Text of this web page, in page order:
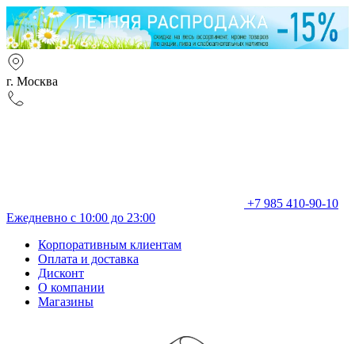
г. Москва
+7 985 410-90-10
Ежедневно с 10:00 до 23:00
Корпоративным клиентам
Оплата и доставка
Дисконт
О компании
Магазины